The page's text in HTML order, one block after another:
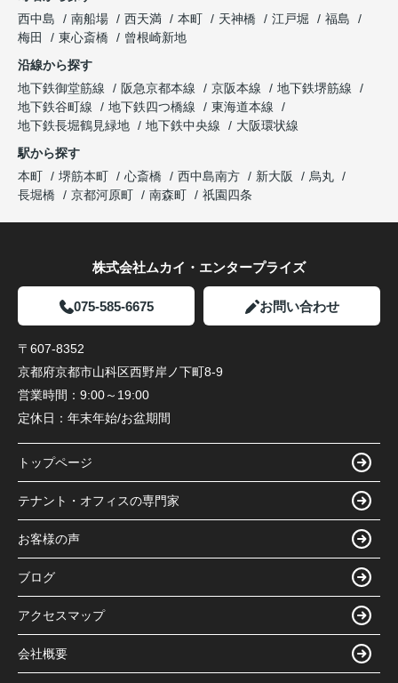
西中島
南船場 西天満 本町 天神橋 江戸堀
福島
梅田
東心斎橋
曾根崎新地
沿線から探す
地下鉄御堂筋線
阪急京都本線 京阪本線
地下鉄堺筋線
地下鉄谷町線
地下鉄四つ橋線
東海道本線
地下鉄長堀鶴見緑地
地下鉄中央線
大阪環状線
駅から探す
本町
堺筋本町 心斎橋 西中島南方 新大阪
烏丸
長堀橋
京都河原町 南森町 祇園四条
株式会社ムカイ・エンタープライズ
075-585-6675 お問い合わせ
〒607-8352
京都府京都市山科区西野岸ノ下町8-9
営業時間： 9:00～19:00
定休日： 年末年始/お盆期間
トップページ
テナント・オフィスの専門家
お客様の声
ブログ
アクセスマップ
会社概要